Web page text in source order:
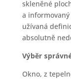
skleněné
a
užívaná
absolutně
Výběr
Okno, z